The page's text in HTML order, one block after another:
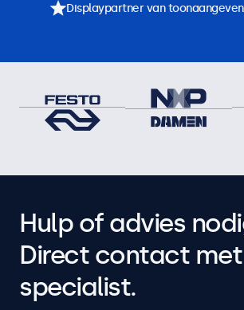
Displaypartner van
Hulp of advies
Direct contact met
specialist.